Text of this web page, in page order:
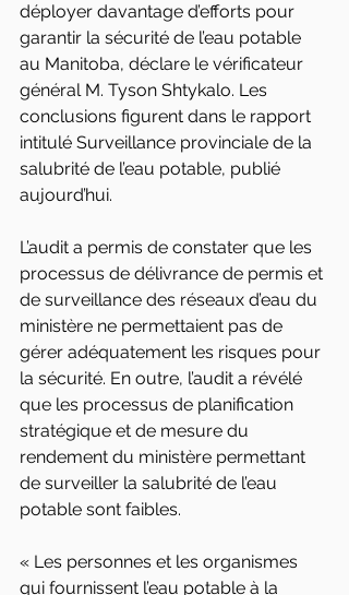
déployer davantage d’efforts pour
garantir la sécurité de l’eau potable
au Manitoba, déclare le vérificateur
général M. Tyson Shtykalo. Les
conclusions figurent dans le rapport
intitulé Surveillance provinciale de la
salubrité de l’eau potable, publié
aujourd’hui.
L’audit a permis de constater que les
processus de délivrance de permis et
de surveillance des réseaux d’eau du
ministère ne permettaient pas de
gérer adéquatement les risques pour
la sécurité. En outre, l’audit a révélé
que les processus de planification
stratégique et de mesure du
rendement du ministère permettant
de surveiller la salubrité de l’eau
potable sont faibles.
« Les personnes et les organismes
qui fournissent l’eau potable à la